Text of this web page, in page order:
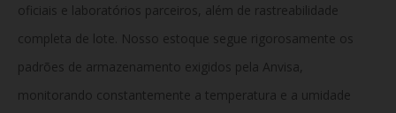
oficiais e laboratórios parceiros, além de rastreabilidade
completa de lote. Nosso estoque segue rigorosamente os
padrões de armazenamento exigidos pela Anvisa,
monitorando constantemente a temperatura e a umidade